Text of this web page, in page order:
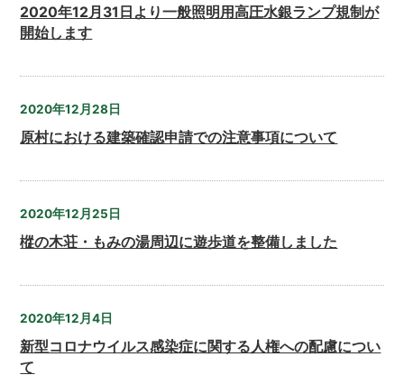
2020年12月31日より一般照明用高圧水銀ランプ規制が
開始します
2020年12月28日
原村における建築確認申請での注意事項について
2020年12月25日
樅の木荘・もみの湯周辺に遊歩道を整備しました
2020年12月4日
新型コロナウイルス感染症に関する人権への配慮につい
て